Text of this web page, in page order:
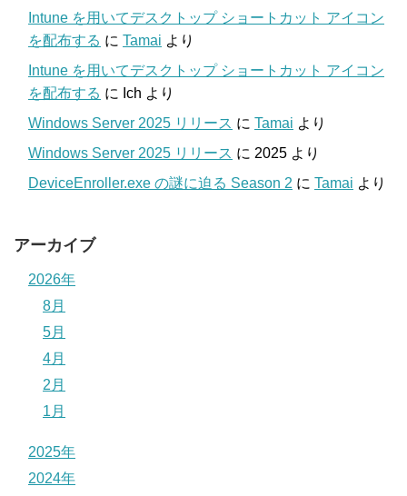
Intune を用いてデスクトップ ショートカット アイコン
を配布する に Tamai より
Intune を用いてデスクトップ ショートカット アイコン
を配布する に Ich より
Windows Server 2025 リリース に Tamai より
Windows Server 2025 リリース に 2025 より
DeviceEnroller.exe の謎に迫る Season 2 に Tamai より
アーカイブ
2026年
8月
5月
4月
2月
1月
2025年
2024年